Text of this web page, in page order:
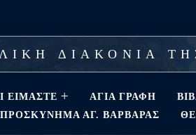
ΔΙΑΚΟΝΙΑ
ΕΊΜΑΣΤΕ ΑΓΊΑ ΓΡΑΦΉ
ΠΡΟΣΚΎΝΗΜΑ ΑΓ. ΒΑΡΒΆΡΑΣ